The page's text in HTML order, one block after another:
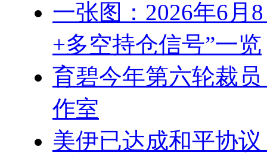
一张图：2026年6月
+多空持仓信号”一览
育碧今年第六轮裁
作室
美伊已达成和平协